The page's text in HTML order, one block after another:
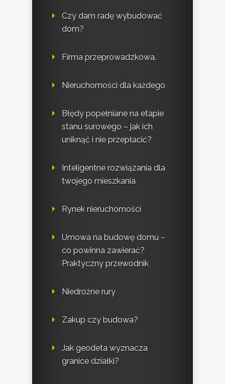
Czy dam radę wybudować
dom?
Firma przeprowadzkowa.
Nieruchomości dla każdego
Błędy popełniane na etapie
stanu surowego – jak ich
uniknąć i nie przepłacić?
Inteligentne rozwiązania dla
twojego mieszkania
Rynek nieruchomości
Umowa na budowę domu –
co powinna zawierać?
Praktyczny przewodnik
Niedrożne rury
Zakup czy budowa?
Jak geodeta wyznacza
granice działki?